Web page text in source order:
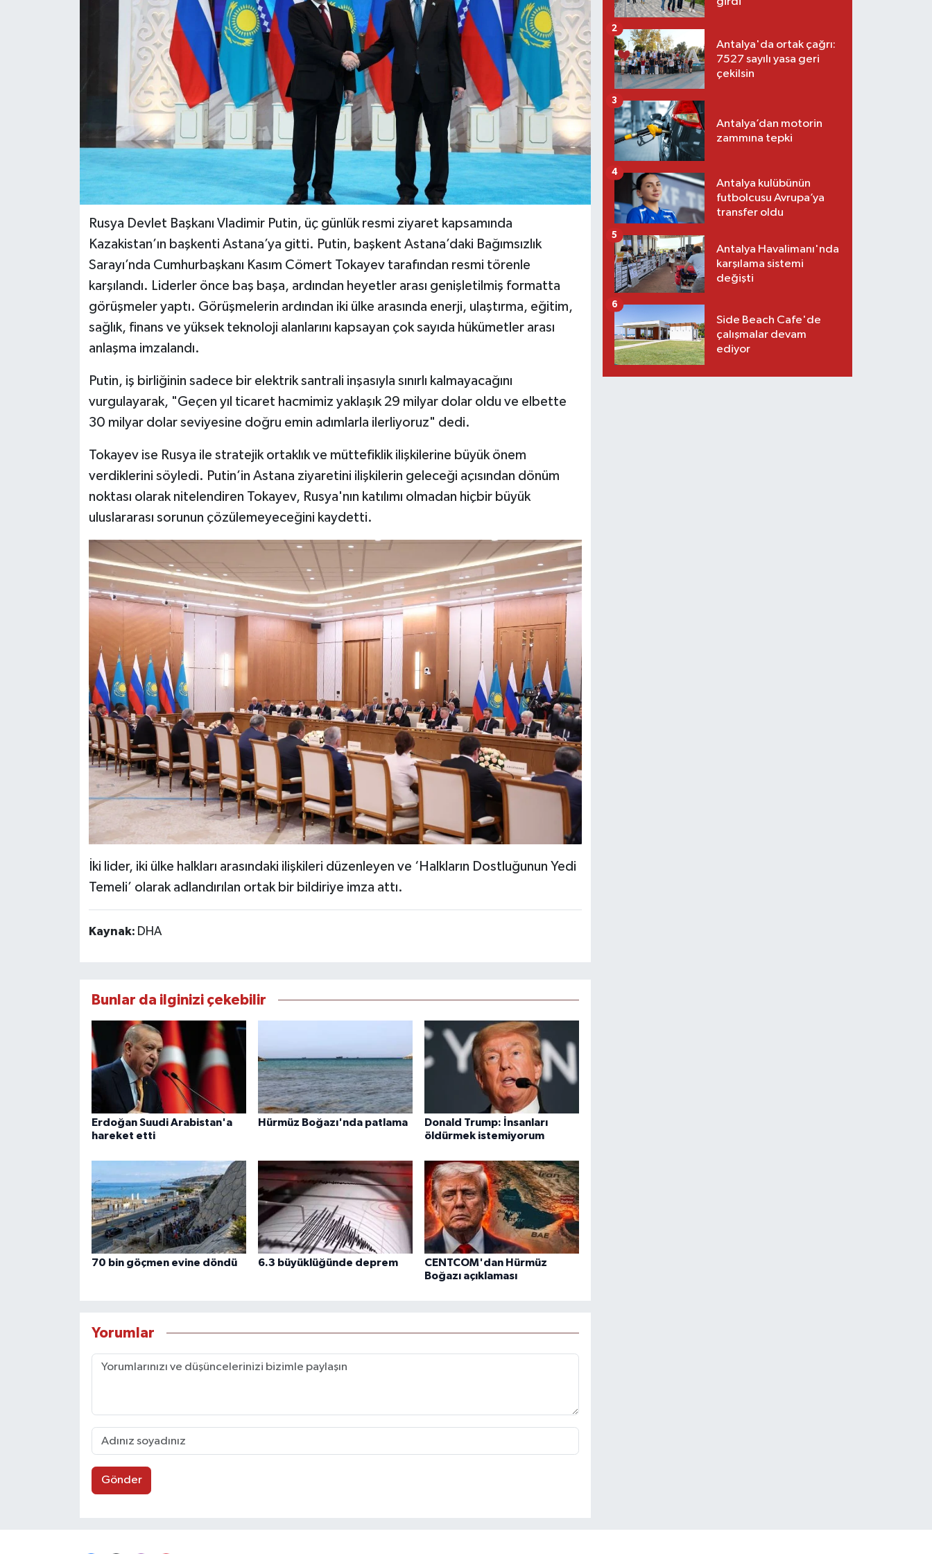
Rusya Devlet Başkanı Vladimir Putin, üç günlük resmi ziyaret kapsamında
Kazakistan’ın başkenti Astana’ya gitti. Putin, başkent Astana’daki Bağımsızlık
Sarayı’nda Cumhurbaşkanı Kasım Cömert Tokayev tarafından resmi törenle
karşılandı. Liderler önce baş başa, ardından heyetler arası genişletilmiş formatta
görüşmeler yaptı. Görüşmelerin ardından iki ülke arasında enerji, ulaştırma, eğitim,
sağlık, finans ve yüksek teknoloji alanlarını kapsayan çok sayıda hükümetler arası
anlaşma imzalandı.
Putin, iş birliğinin sadece bir elektrik santrali inşasıyla sınırlı kalmayacağını
vurgulayarak, "Geçen yıl ticaret hacmimiz yaklaşık 29 milyar dolar oldu ve elbette
30 milyar dolar seviyesine doğru emin adımlarla ilerliyoruz" dedi.
Tokayev ise Rusya ile stratejik ortaklık ve müttefiklik ilişkilerine büyük önem
verdiklerini söyledi. Putin’in Astana ziyaretini ilişkilerin geleceği açısından dönüm
noktası olarak nitelendiren Tokayev, Rusya'nın katılımı olmadan hiçbir büyük
uluslararası sorunun çözülemeyeceğini kaydetti.
İki lider, iki ülke halkları arasındaki ilişkileri düzenleyen ve ‘Halkların Dostluğunun Yedi
Temeli’ olarak adlandırılan ortak bir bildiriye imza attı.
Kaynak: DHA
Bunlar da ilginizi çekebilir
Erdoğan Suudi Arabistan'a
hareket etti
Hürmüz Boğazı'nda patlama
Donald Trump: İnsanları
öldürmek istemiyorum
70 bin göçmen evine döndü 6.3 büyüklüğünde deprem
CENTCOM'dan Hürmüz
Boğazı açıklaması
Yorumlar
Gönder
Antalya'da ortak çağrı:
7527 sayılı yasa geri
çekilsin
2
Antalya’dan motorin
zammına tepki
3
Antalya kulübünün
futbolcusu Avrupa’ya
transfer oldu
4
Antalya Havalimanı'nda
karşılama sistemi
değişti
5
Side Beach Cafe'de
çalışmalar devam
ediyor
6
VİDEO HABERLER
YAZARLAR
RESMİ İLAN
MAGAZİN